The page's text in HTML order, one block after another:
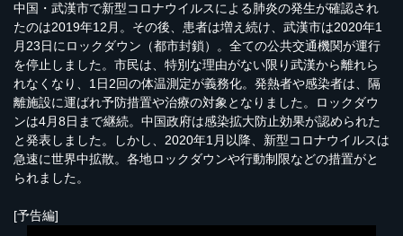
中国・武漢市で新型コロナウイルスによる肺炎の発生が確認され
たのは2019年12月。その後、患者は増え続け、武漢市は2020年1
月23日にロックダウン（都市封鎖）。全ての公共交通機関が運行
を停止しました。市民は、特別な理由がない限り武漢から離れら
れなくなり、1日2回の体温測定が義務化。発熱者や感染者は、隔
離施設に運ばれ予防措置や治療の対象となりました。ロックダウ
ンは4月8日まで継続。中国政府は感染拡大防止効果が認められた
と発表しました。しかし、2020年1月以降、新型コロナウイルスは
急速に世界中拡散。各地ロックダウンや行動制限などの措置がと
られました。
[予告編]